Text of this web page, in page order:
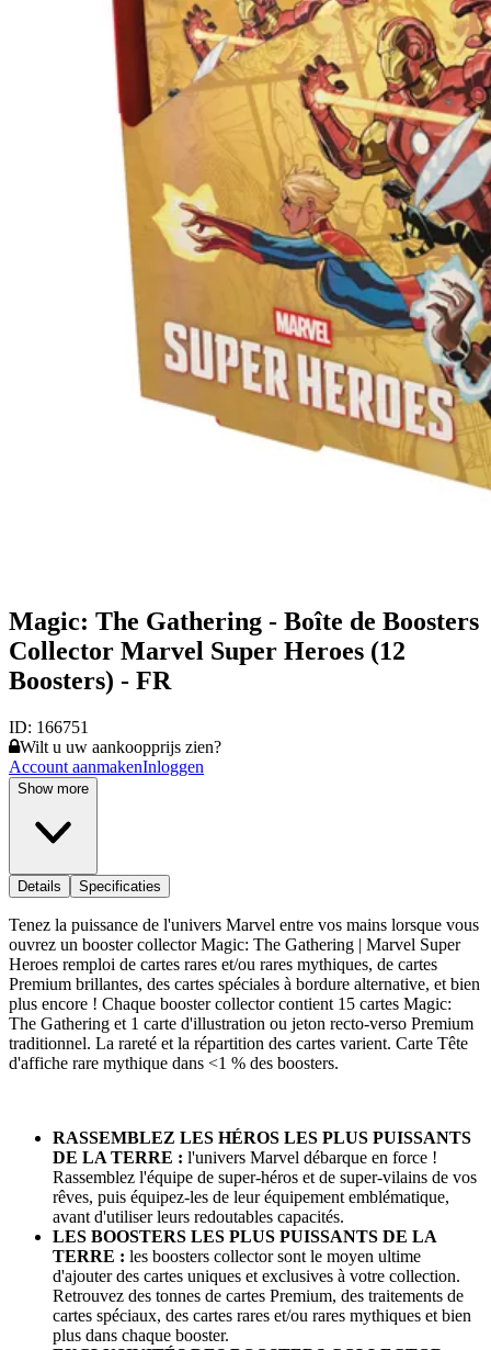
Magic: The Gathering - Boîte de Boosters
Collector Marvel Super Heroes (12
Boosters) - FR
ID: 166751
Wilt u uw aankoopprijs zien?
Account aanmakenInloggen
Show more
Details Specificaties
Tenez la puissance de l'univers Marvel entre vos mains lorsque vous
ouvrez un booster collector Magic: The Gathering | Marvel Super
Heroes remploi de cartes rares et/ou rares mythiques, de cartes
Premium brillantes, des cartes spéciales à bordure alternative, et bien
plus encore ! Chaque booster collector contient 15 cartes Magic:
The Gathering et 1 carte d'illustration ou jeton recto-verso Premium
traditionnel. La rareté et la répartition des cartes varient. Carte Tête
d'affiche rare mythique dans <1 % des boosters.
RASSEMBLEZ LES HÉROS LES PLUS PUISSANTS
DE LA TERRE : l'univers Marvel débarque en force !
Rassemblez l'équipe de super-héros et de super-vilains de vos
rêves, puis équipez-les de leur équipement emblématique,
avant d'utiliser leurs redoutables capacités.
LES BOOSTERS LES PLUS PUISSANTS DE LA
TERRE : les boosters collector sont le moyen ultime
d'ajouter des cartes uniques et exclusives à votre collection.
Retrouvez des tonnes de cartes Premium, des traitements de
cartes spéciaux, des cartes rares et/ou rares mythiques et bien
plus dans chaque booster.